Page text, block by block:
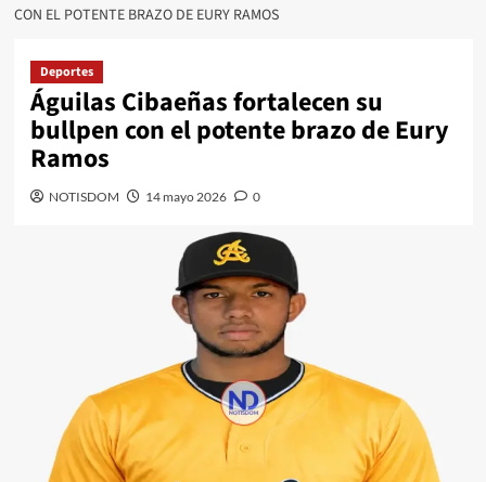
CON EL POTENTE BRAZO DE EURY RAMOS
Deportes
Águilas Cibaeñas fortalecen su
bullpen con el potente brazo de Eury
Ramos
NOTISDOM 14 mayo 2026 0